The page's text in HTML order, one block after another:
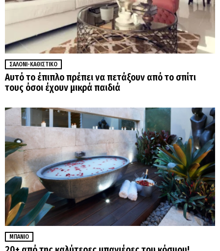
ΣΑΛΌΝΙ-ΚΑΘΙΣΤΙΚΌ
Αυτό το έπιπλο πρέπει να πετάξουν από το σπίτι
τους όσοι έχουν μικρά παιδιά
ΜΠΆΝΙΟ